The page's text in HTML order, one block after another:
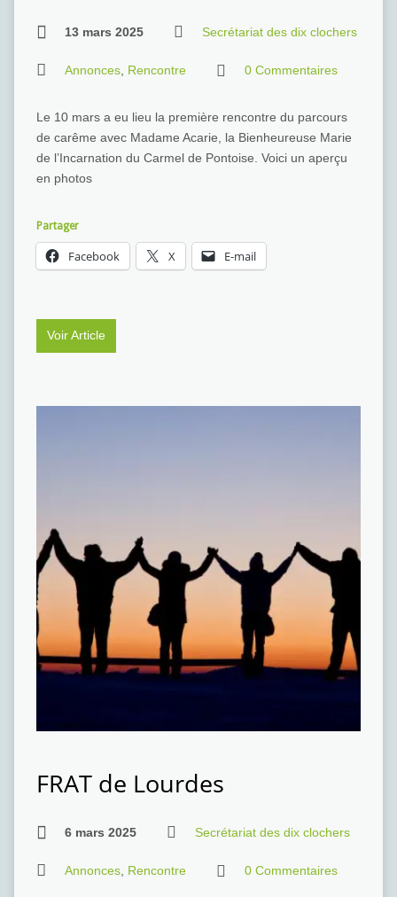
13 mars 2025 Secrétariat des dix clochers
Annonces, Rencontre 0 Commentaires
Le 10 mars a eu lieu la première rencontre du parcours
de carême avec Madame Acarie, la Bienheureuse Marie
de l’Incarnation du Carmel de Pontoise. Voici un aperçu
en photos
Partager
Facebook X E-mail
Voir Article
FRAT de Lourdes
6 mars 2025 Secrétariat des dix clochers
Annonces, Rencontre 0 Commentaires